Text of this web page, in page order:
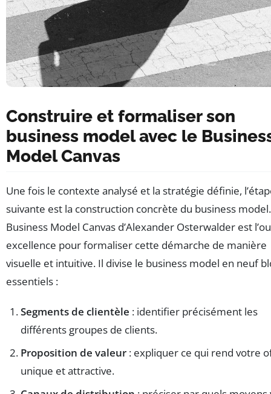
Construire et formaliser son
business model avec le
Model Canvas
Une fois le contexte analysé et la stratégie définie,
suivante est la construction concrète du business
Business Model Canvas d’Alexander Osterwalder est
excellence pour formaliser cette démarche de manière
visuelle et intuitive. Il divise le business model en neuf
essentiels :
Segments de clientèle : identifier précisément les
différents groupes de clients.
Proposition de valeur : expliquer ce qui rend votre
unique et attractive.